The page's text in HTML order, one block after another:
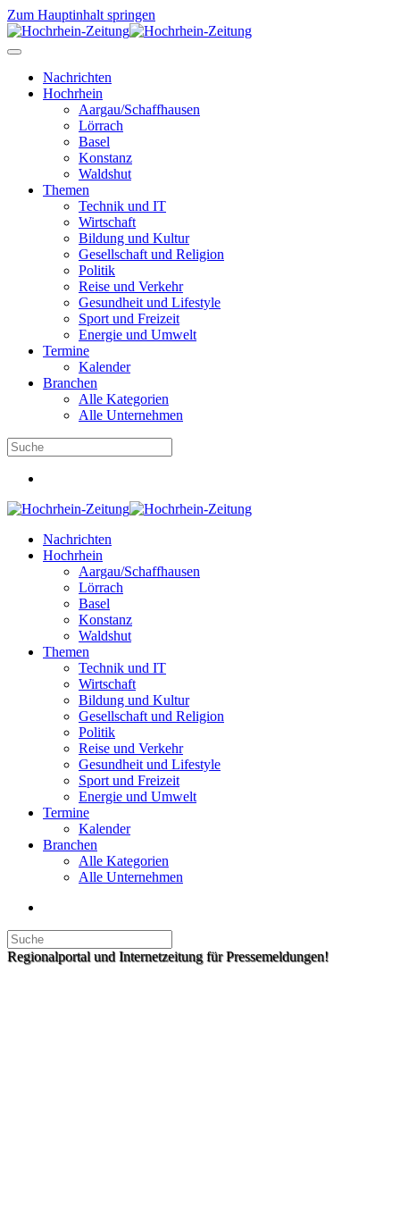
Zum Hauptinhalt springen
Nachrichten
Hochrhein
Aargau/Schaffhausen
Lörrach
Basel
Konstanz
Waldshut
Themen
Technik und IT
Wirtschaft
Bildung und Kultur
Gesellschaft und Religion
Politik
Reise und Verkehr
Gesundheit und Lifestyle
Sport und Freizeit
Energie und Umwelt
Termine
Kalender
Branchen
Alle Kategorien
Alle Unternehmen
Nachrichten
Hochrhein
Aargau/Schaffhausen
Lörrach
Basel
Konstanz
Waldshut
Themen
Technik und IT
Wirtschaft
Bildung und Kultur
Gesellschaft und Religion
Politik
Reise und Verkehr
Gesundheit und Lifestyle
Sport und Freizeit
Energie und Umwelt
Termine
Kalender
Branchen
Alle Kategorien
Alle Unternehmen
Regionalportal und Internetzeitung für Pressemeldungen!